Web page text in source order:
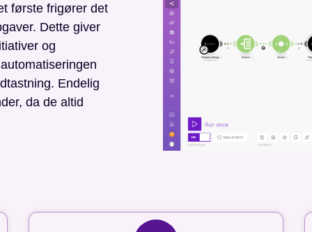
første frigører det
Dette giver
og
Endelig
da de altid